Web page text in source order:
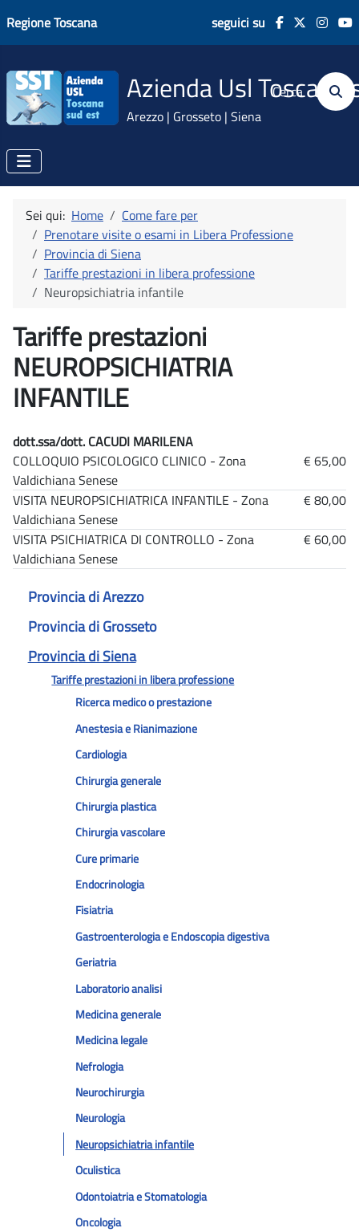
Regione Toscana seguici su
Azienda Usl Toscana
Arezzo | Grosseto | Siena
Cerca
Provincia di Arezzo
Provincia di Grosseto
Provincia di Siena
Tariffe prestazioni in libera professione
Ricerca medico o prestazione
Anestesia e Rianimazione
Cardiologia
Chirurgia generale
Chirurgia plastica
Chirurgia vascolare
Cure primarie
Endocrinologia
Fisiatria
Gastroenterologia e Endoscopia digestiva
Geriatria
Laboratorio analisi
Medicina generale
Medicina legale
Nefrologia
Neurochirurgia
Neurologia
Neuropsichiatria infantile
Oculistica
Odontoiatria e Stomatologia
Oncologia
Sei qui: Home
Come fare per
Prenotare visite o esami in Libera Professione
Provincia di Siena
Tariffe prestazioni in libera professione
Neuropsichiatria infantile
Tariffe prestazioni
NEUROPSICHIATRIA
INFANTILE
dott.ssa/dott. CACUDI MARILENA
COLLOQUIO PSICOLOGICO CLINICO - Zona
Valdichiana Senese
€ 65,00
VISITA NEUROPSICHIATRICA INFANTILE - Zona
Valdichiana Senese
€ 80,00
VISITA PSICHIATRICA DI CONTROLLO - Zona
Valdichiana Senese
€ 60,00